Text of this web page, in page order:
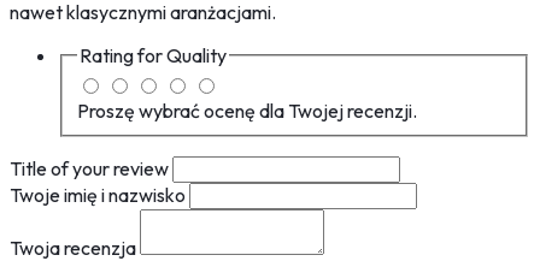
nawet klasycznymi aranżacjami.
Rating forQuality
Proszę wybrać ocenę dla Twojej recenzji.
Title of your review
Twoje imię i nazwisko
Twoja recenzja